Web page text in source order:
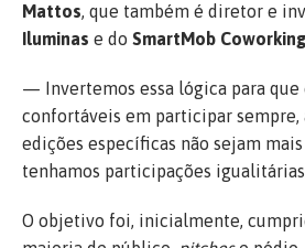
Mattos, que também é diretor e
Iluminas e do SmartMob Coworking
— Invertemos essa lógica para que
confortáveis em participar sempre,
edições específicas não sejam
tenhamos participações
O objetivo foi, inicialmente,